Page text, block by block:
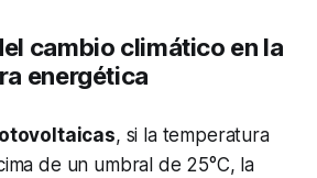
cambio climático en la
energética
, si la temperatura
de un umbral de 25°C, la